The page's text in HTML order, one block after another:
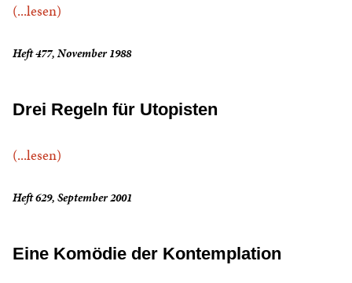
(...lesen)
Heft 477, November 1988
Drei Regeln für Utopisten
(...lesen)
Heft 629, September 2001
Eine Komödie der Kontemplation